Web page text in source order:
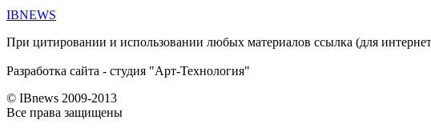
IBNEWS
При цитировании и использовании любых материалов ссылка (для
Разработка сайта - студия "Арт-Технология"
© IBnews 2009-2013
Все права защищены